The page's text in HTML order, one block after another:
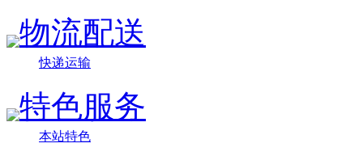
物流配送
快递运输
特色服务
本站特色